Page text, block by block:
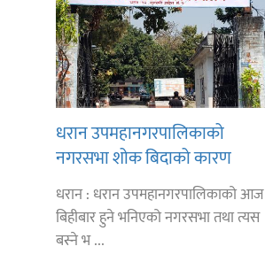
धरान उपमहानगरपालिकाको
नगरसभा शोक बिदाको कारण
स्थगित
धरान : धरान उपमहानगरपालिकाको आज
बिहीबार हुने भनिएको नगरसभा तथा त्यस
बस्ने भ ...